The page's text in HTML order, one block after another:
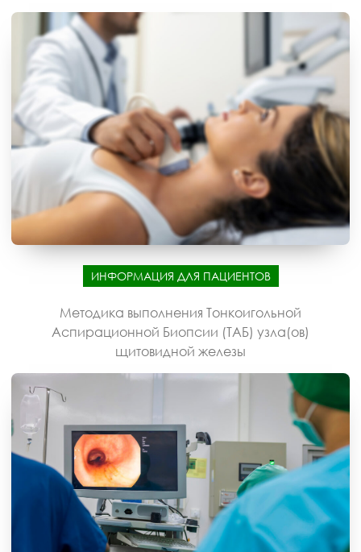
ИНФОРМАЦИЯ ДЛЯ ПАЦИЕНТОВ
Методика выполнения Тонкоигольной
Аспирационной Биопсии (ТАБ) узла(ов)
щитовидной железы